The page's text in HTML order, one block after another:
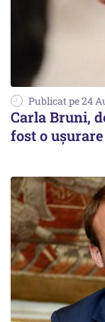
Publicat pe 24
Carla Bruni,
fost o ușurare